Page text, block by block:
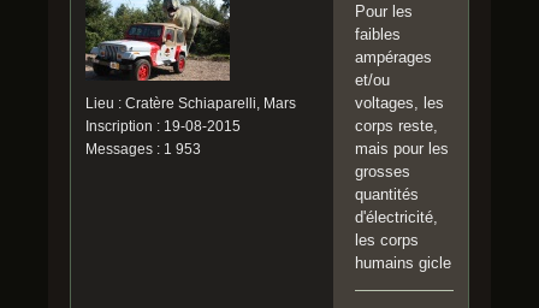
Lieu : Cratère Schiaparelli, Mars
Inscription : 19-08-2015
Messages : 1 953
Pour les
faibles
ampérages
et/ou
voltages, les
corps reste,
mais pour les
grosses
quantités
d'électricité,
les corps
humains gicle